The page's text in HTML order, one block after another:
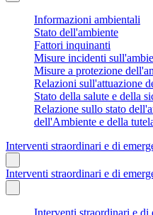
Informazioni ambientali
Stato dell'ambiente
Fattori inquinanti
Misure incidenti
Misure a protezione
Relazioni sull'attuazione
Stato della salute e della
Relazione sullo stato
dell'Ambiente e della
Interventi straordinari e di
Interventi straordinari e di